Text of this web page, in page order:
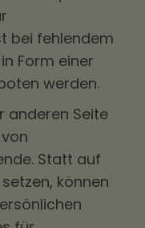
bei fehlendem
Form einer
werden.
anderen Seite
Statt auf
können